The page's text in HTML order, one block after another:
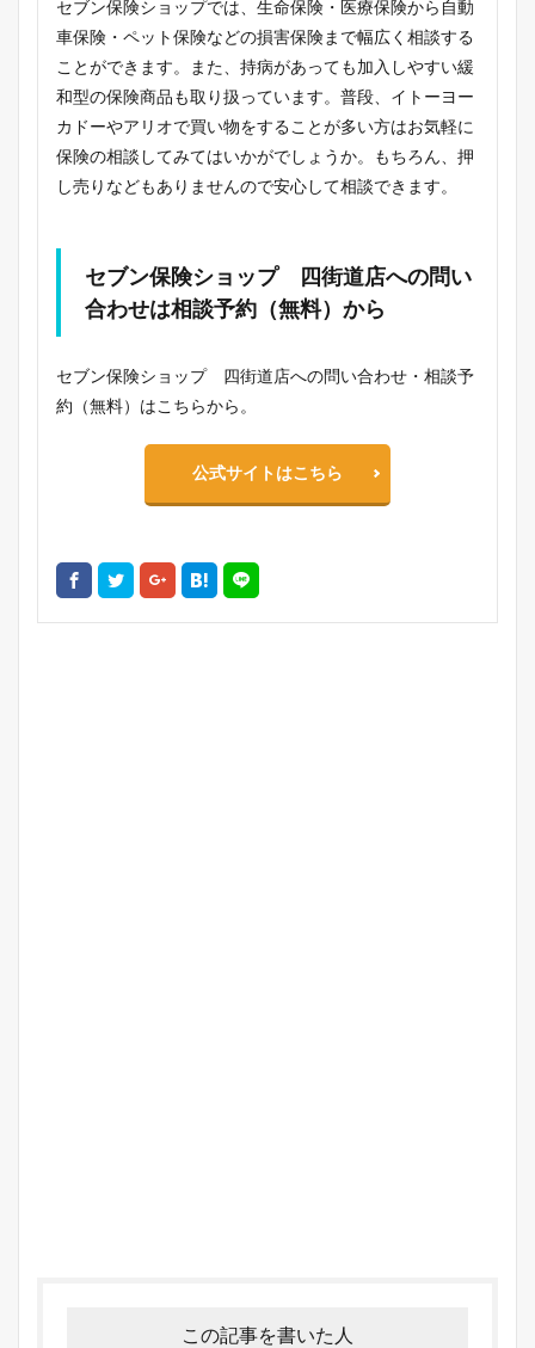
セブン保険ショップでは、生命保険・医療保険から自動
車保険・ペット保険などの損害保険まで幅広く相談する
ことができます。また、持病があっても加入しやすい緩
和型の保険商品も取り扱っています。普段、イトーヨー
カドーやアリオで買い物をすることが多い方はお気軽に
保険の相談してみてはいかがでしょうか。もちろん、押
し売りなどもありませんので安心して相談できます。
セブン保険ショップ 四街道店への問い
合わせは相談予約（無料）から
セブン保険ショップ 四街道店への問い合わせ・相談予
約（無料）はこちらから。
公式サイトはこちら
この記事を書いた人